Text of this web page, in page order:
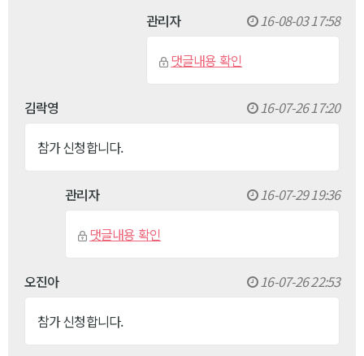
관리자 16-08-03 17:58
댓글내용 확인
김락영 16-07-26 17:20
참가 신청합니다.
관리자 16-07-29 19:36
댓글내용 확인
오진아 16-07-26 22:53
참가 신청합니다.